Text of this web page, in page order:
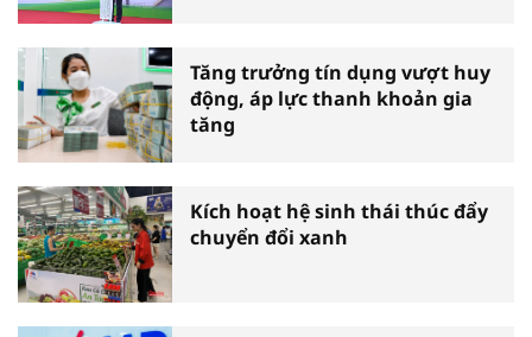
Tăng trưởng tín dụng vượt huy
động, áp lực thanh khoản gia
tăng
Kích hoạt hệ sinh thái thúc đẩy
chuyển đổi xanh